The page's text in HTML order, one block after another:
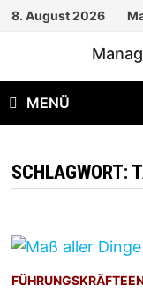
Zum
8. August 2026
MENÜ
SCHLAGWORT: